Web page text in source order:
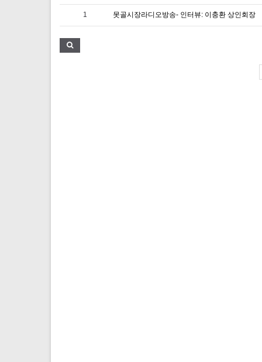
1 못골시장라디오방송- 인터뷰: 이충환 상인회장